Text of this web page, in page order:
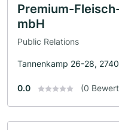
Premium-
mbH
Public Relations
Tannenkamp 26-28,
0.0 (0